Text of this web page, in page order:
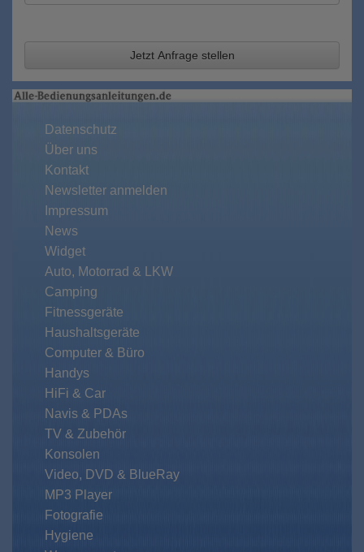
Jetzt Anfrage stellen
Datenschutz
Über uns
Kontakt
Newsletter anmelden
Impressum
News
Widget
Auto, Motorrad & LKW
Camping
Fitnessgeräte
Haushaltsgeräte
Computer & Büro
Handys
HiFi & Car
Navis & PDAs
TV & Zubehör
Konsolen
Video, DVD & BlueRay
MP3 Player
Fotografie
Hygiene